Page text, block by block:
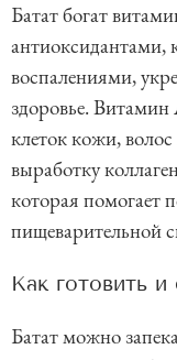
Батат богат
антиоксидантами,
воспалениями,
здоровье. Витамин
клеток кожи,
выработку
которая помогает
пищеварительной
Как готовить и
Батат можно